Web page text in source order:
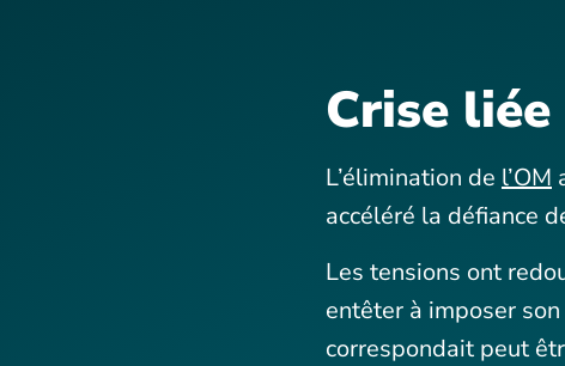
Crise
L’élimination de l’OM
accéléré la défiance
Les tensions ont
entêter à imposer
correspondait peut